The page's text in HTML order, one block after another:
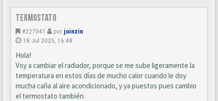
Termostato
#227041 por joinzin
18 Jul 2025, 16:48
Hola!
Voy a cambiar el radiador, porque se me sube ligeramente la
temperatura en estos días de mucho calor cuando le doy
mucha caña al aire acondicionado, y ya puestos pues cambio
el termostato también.